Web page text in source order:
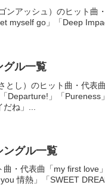
ンアッシュ）のヒット曲
myself go」「Deep
グル一覧
とし）のヒット曲・代
Departure!」「Pureness
ね」...
ングル一覧
曲・代表曲「my first
情熱」「SWEET